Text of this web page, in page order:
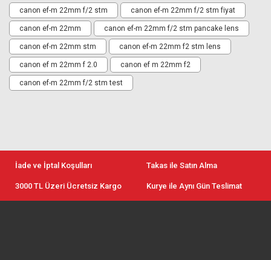
canon ef-m 22mm f/2 stm
canon ef-m 22mm f/2 stm fiyat
canon ef-m 22mm canon ef-m 22mm f/2 stm pancake lens
canon ef-m 22mm stm canon ef-m 22mm f2 stm lens
canon ef m 22mm f 2.0 canon ef m 22mm f2
canon ef-m 22mm f/2 stm test
İade ve İptal Koşulları Takas ile Satın Alma
3000 TL Üzeri Ücretsiz Kargo Kurye ile Aynı Gün Teslimat